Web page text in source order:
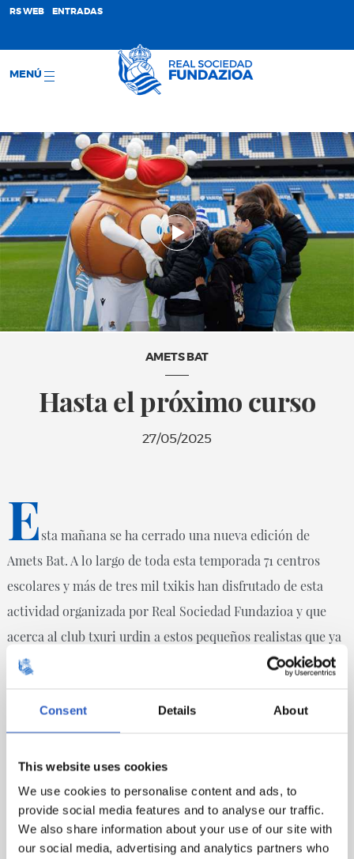
Consent Details About
This website uses cookies
We use cookies to personalise content and ads, to
provide social media features and to analyse our traffic.
We also share information about your use of our site with
our social media, advertising and analytics partners who
RS WEB ENTRADAS
MENÚ
AMETS BAT
Hasta el próximo curso
27/05/2025
Esta mañana se ha cerrado una nueva edición de
Amets Bat. A lo largo de toda esta temporada 71 centros
escolares y más de tres mil txikis han disfrutado de esta
actividad organizada por Real Sociedad Fundazioa y que
acerca al club txuri urdin a estos pequeños realistas que ya
demuestran una gran pasión por la Real. Además de la
deporte en el Polideportivo Gasca, acaban la jornada
visitando Chillida Leku o el Aquarium de Donostia.